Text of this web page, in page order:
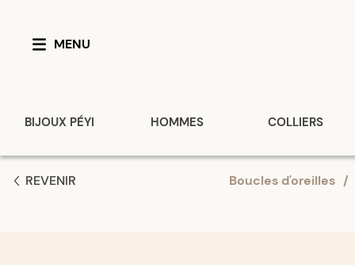
MENU
BIJOUX PÉYI HOMMES COLLIERS
Boucles d'oreilles /
REVENIR